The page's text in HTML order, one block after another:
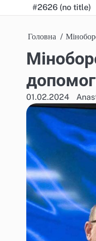
to
#2626 (no title)
Головна
01.02.2024